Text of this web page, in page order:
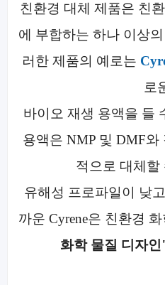
친환경 대체 제품은 친
에 부합하는 하나 이상
러한 제품의 예로는
로
바이오 재생 용액을 들
용액은 NMP 및 DMF와
적으로 대체할
유해성 프로파일이 낮
까운 Cyrene은 친환경
화학 물질 디자